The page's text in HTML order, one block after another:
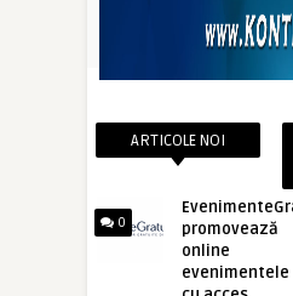
ARTICOLE NOI
0
promovează
online
evenimentele